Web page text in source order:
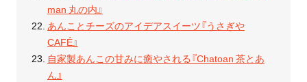
man 丸の内』
あんことチーズのアイデアスイーツ『うさぎや
CAFÉ』
自家製あんこの甘みに癒やされる『Chatoan 茶とあ
ん』